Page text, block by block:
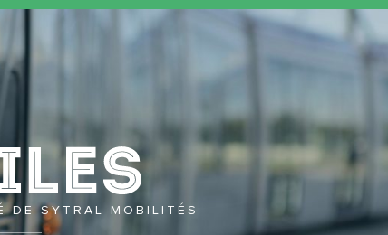
Retour à
Mobiles
DE SYTRAL MOBILITÉS